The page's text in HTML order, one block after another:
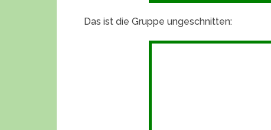
Das ist die Gruppe ungeschnitten: